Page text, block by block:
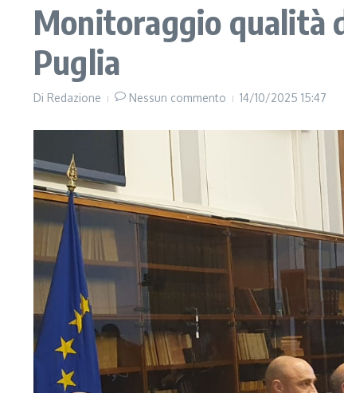
Monitoraggio qualità
Puglia
Di Redazione Nessun commento 14/10/2025 15:47